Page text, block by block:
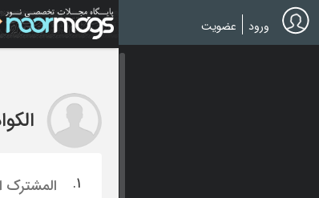
Skip
to
main
ورود عضویت
1. المشترک